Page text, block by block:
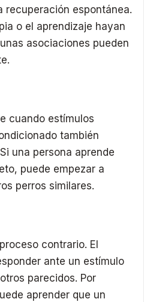
recuperación espontánea.
o el aprendizaje hayan
asociaciones pueden
cuando estímulos
también
una persona aprende
puede empezar a
perros similares.
contrario. El
ante un estímulo
parecidos. Por
aprender que un